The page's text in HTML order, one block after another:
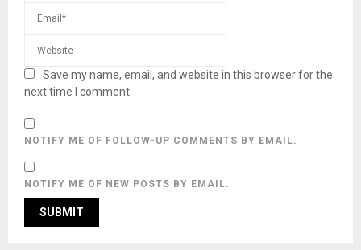
Save my name, email, and website in this browser for the
next time I comment.
NOTIFY ME OF FOLLOW-UP COMMENTS BY EMAIL.
NOTIFY ME OF NEW POSTS BY EMAIL.